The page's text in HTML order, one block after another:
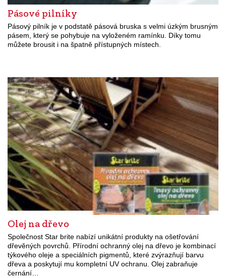
Pásové pilníky
Pásový pilník je v podstatě pásová bruska s velmi úzkým brusným
pásem, který se pohybuje na vyloženém ramínku. Díky tomu
můžete brousit i na špatně přístupných místech.
Olej na dřevo
Společnost Star brite nabízí unikátní produkty na ošetřování
dřevěných povrchů. Přírodní ochranný olej na dřevo je kombinací
týkového oleje a speciálních pigmentů, které zvýrazňují barvu
dřeva a poskytují mu kompletní UV ochranu. Olej zabraňuje
černání…